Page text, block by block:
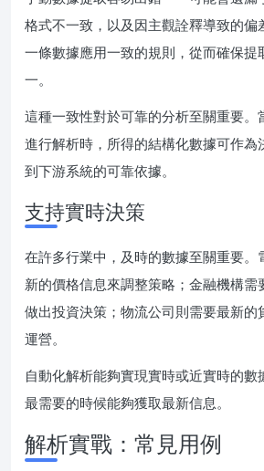
格式不一致，以及因主觀詮釋導致的偏
一條數據應用一致的規則，從而確保提
一。
這種一致性對於可靠的分析至關重要。
進行解析時，所得的結構化數據可作為
到下游系統的可靠依據。
支持實時決策
在許多行業中，及時的數據至關重要。
新的價格信息來調整策略；金融機構需
做出投資決策；物流公司則需要最新的
運營。
自動化解析能夠實現實時或近實時的數
最需要的時候能夠獲取最新信息。
解析實戰：常見用例